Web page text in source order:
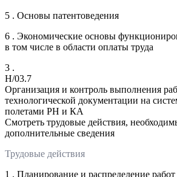
5 . Основы патентоведения
6 . Экономические основы
в том числе в области оплаты труда
3 .
H/03.7
Организация и контроль выполнения
технологической документации на
полетами РН и КА
Смотреть трудовые действия,
дополнительные сведения
Трудовые действия
1 . Планирование и распределение работ